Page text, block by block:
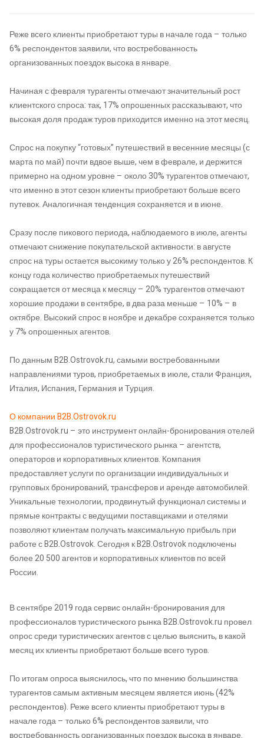
Реже всего клиенты приобретают туры в начале года – только
6% респондентов заявили, что востребованность
организованных поездок высока в январе.
Начиная с февраля турагенты отмечают значительный рост
клиентского спроса: так, 17% опрошенных рассказывают, что
высокая доля продаж туров приходится именно на этот месяц.
Спрос на покупку “готовых” путешествий в весенние месяцы (с
марта по май) почти вдвое выше, чем в феврале, и держится
примерно на одном уровне – около 30% турагентов отмечают,
что именно в этот сезон клиенты приобретают больше всего
путевок. Аналогичная тенденция сохраняется и в июне.
Сразу после пикового периода, наблюдаемого в июле, агенты
отмечают снижение покупательской активности: в августе
спрос на туры остается высокиму только у 26% респондентов. К
концу года количество приобретаемых путешествий
сокращается от месяца к месяцу – 20% турагентов отмечают
хорошие продажи в сентябре, в два раза меньше – 10% – в
октябре. Высокий спрос в ноябре и декабре сохраняется только
у 7% опрошенных агентов.
По данным B2B.Ostrovok.ru, самыми востребованными
направлениями туров, приобретаемых в июле, стали Франция,
Италия, Испания, Германия и Турция.
О компании B2B.Ostrovok.ru
B2B.Ostrovok.ru – это инструмент онлайн-бронирования отелей
для профессионалов туристического рынка – агентств,
операторов и корпоративных клиентов. Компания
предоставляет услуги по организации индивидуальных и
групповых бронирований, трансферов и аренде автомобилей.
Уникальные технологии, продвинутый функционал системы и
прямые контракты с ведущими поставщиками и отелями
позволяют клиентам получать максимальную прибыль при
работе с B2B.Ostrovok. Сегодня к B2B.Ostrovok подключены
более 20 500 агентов и корпоративных клиентов по всей
России.
В сентябре 2019 года сервис онлайн-бронирования для
профессионалов туристического рынка B2B.Ostrovok.ru провел
опрос среди туристических агентов с целью выяснить, в какой
месяц их клиенты приобретают больше всего туров.
По итогам опроса выяснилось, что по мнению большинства
турагентов самым активным месяцем является июнь (42%
респондентов). Реже всего клиенты приобретают туры в
начале года – только 6% респондентов заявили, что
востребованность организованных поездок высока в январе.